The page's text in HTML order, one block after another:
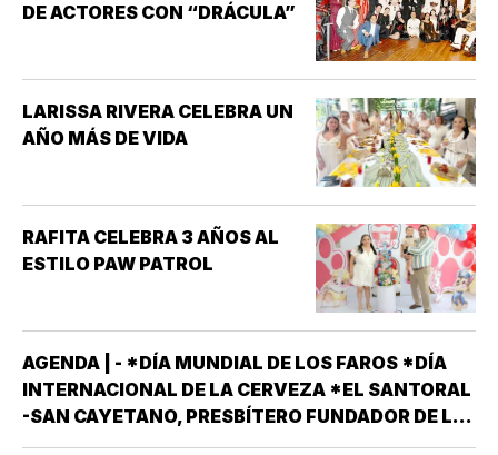
DE ACTORES CON “DRÁCULA”
LARISSA RIVERA CELEBRA UN
AÑO MÁS DE VIDA
RAFITA CELEBRA 3 AÑOS AL
ESTILO PAW PATROL
AGENDA | - *DÍA MUNDIAL DE LOS FAROS *DÍA
INTERNACIONAL DE LA CERVEZA *EL SANTORAL
-SAN CAYETANO, PRESBÍTERO FUNDADOR DE LA
ORDEN DE LOS TEATINOS. SANTOS Y MÁRTIRES